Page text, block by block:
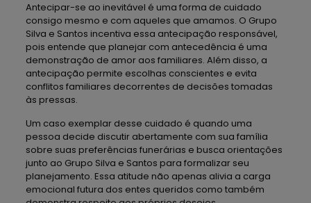
Antecipar-se ao inevitável é uma forma de cuidado
consigo mesmo e com aqueles que amamos. O Grupo
Silva e Santos incentiva essa antecipação responsável,
pois entende que planejar com antecedência é uma
demonstração de amor aos familiares. Além disso, a
antecipação permite escolhas conscientes e evita
conflitos familiares decorrentes de decisões tomadas
às pressas.
Um caso exemplar desse cuidado é quando uma
pessoa decide discutir abertamente com sua família
sobre suas preferências funerárias e busca orientações
junto ao Grupo Silva e Santos para formalizar seu
planejamento. Essa atitude não apenas alivia a carga
emocional futura dos entes queridos como também